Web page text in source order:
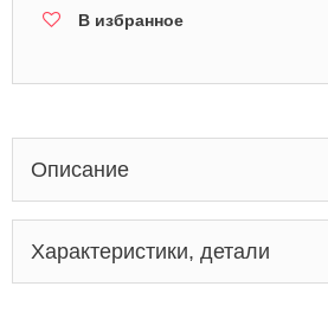
В избранное
Описание
Характеристики, детали